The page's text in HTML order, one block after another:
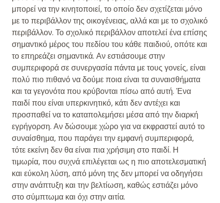
μπορεί να την κινητοποιεί, το οποίο δεν σχετίζεται μόνο
με το περιβάλλον της οικογένειας, αλλά και με το σχολικό
περιβάλλον. Το σχολικό περιβάλλον αποτελεί ένα επίσης
σημαντικό μέρος του πεδίου του κάθε παιδιού, οπότε και
το επηρεάζει σημαντικά. Αν εστιάσουμε στην
συμπεριφορά σε συνεργασία πάντα με τους γονείς, είναι
πολύ πιο πιθανό να δούμε ποια είναι τα συναισθήματα
και τα γεγονότα που κρύβονται πίσω από αυτή. Ένα
παιδί που είναι υπερκινητικό, κάτι δεν αντέχει και
προσπαθεί να το καταπολεμήσει μέσα από την διαρκή
εγρήγορση. Αν δώσουμε χώρο για να εκφραστεί αυτό το
συναίσθημα, που παράγει την εμφανή συμπεριφορά,
τότε εκείνη δεν θα είναι πια χρήσιμη στο παιδί. Η
τιμωρία, που συχνά επιλέγεται ως η πιο αποτελεσματική
και εύκολη λύση, από μόνη της δεν μπορεί να οδηγήσει
στην ανάπτυξη και την βελτίωση, καθώς εστιάζει μόνο
στο σύμπτωμα και όχι στην αιτία.